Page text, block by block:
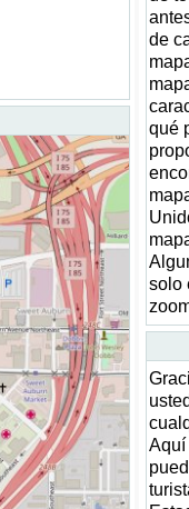
de
qué
solo
Aquí